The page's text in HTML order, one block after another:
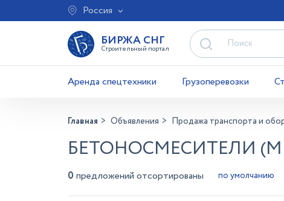
Россия
БИРЖА СНГ
Строительный портал
Аренда спецтехники Грузоперевозки
Главная Объявления Продажа транспорта и
БЕТОНОСМЕСИТЕЛИ
0 предложений отсортированы